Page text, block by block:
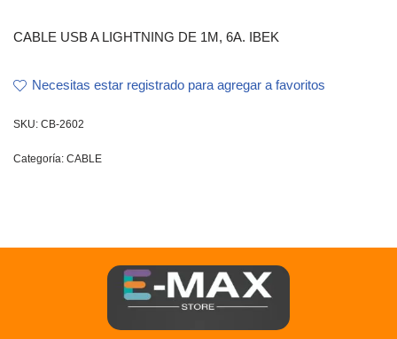
CABLE USB A LIGHTNING DE 1M, 6A. IBEK
Necesitas estar registrado para agregar a favoritos
SKU: CB-2602
Categoría: CABLE